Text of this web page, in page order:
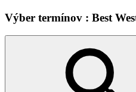
Výber termínov : Best